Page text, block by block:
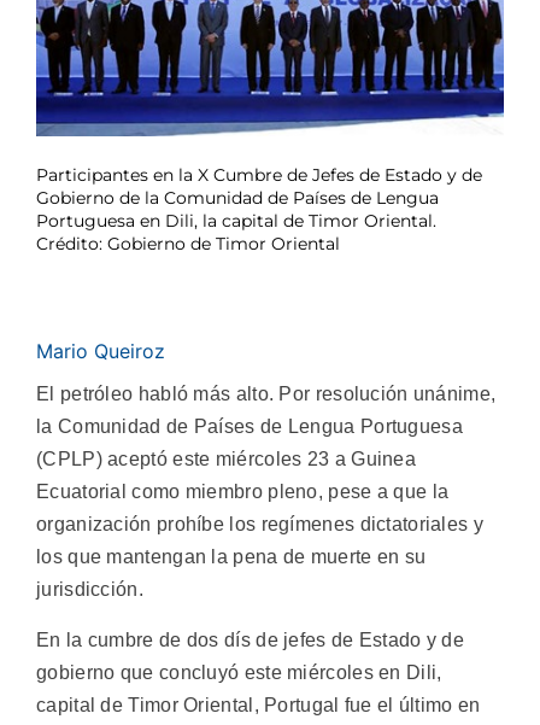
Participantes en la X Cumbre de Jefes de Estado y de
Gobierno de la Comunidad de Países de Lengua
Portuguesa en Dili, la capital de Timor Oriental.
Crédito: Gobierno de Timor Oriental
Mario Queiroz
El petróleo habló más alto. Por resolución unánime,
la Comunidad de Países de Lengua Portuguesa
(CPLP) aceptó este miércoles 23 a Guinea
Ecuatorial como miembro pleno, pese a que la
organización prohíbe los regímenes dictatoriales y
los que mantengan la pena de muerte en su
jurisdicción.
En la cumbre de dos dís de jefes de Estado y de
gobierno que concluyó este miércoles en Dili,
capital de Timor Oriental, Portugal fue el último en